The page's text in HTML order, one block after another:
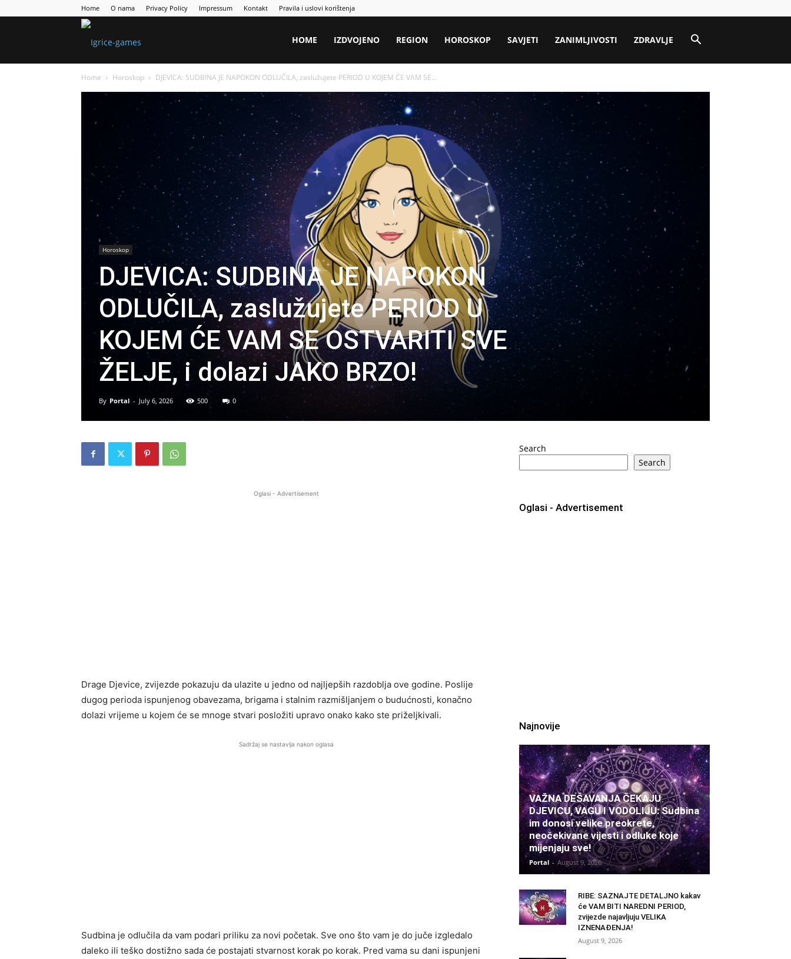
Home O nama Privacy Policy Impressum Kontakt Pravila i uslovi korištenja
HOME IZDVOJENO REGION HOROSKOP SAVJETI ZANIMLJIVOSTI ZDRAVLJE
Home Horoskop DJEVICA: SUDBINA JE NAPOKON ODLUČILA, zaslužujete PERIOD U KOJEM ĆE VAM SE...
Horoskop
DJEVICA: SUDBINA JE NAPOKON
ODLUČILA, zaslužujete PERIOD U
KOJEM ĆE VAM SE OSTVARITI SVE
ŽELJE, i dolazi JAKO BRZO!
By Portal - July 6, 2026 500 0
Oglasi - Advertisement
Drage Djevice, zvijezde pokazuju da ulazite u jedno od najljepših razdoblja ove godine. Poslije
dugog perioda ispunjenog obavezama, brigama i stalnim razmišljanjem o budućnosti, konačno
dolazi vrijeme u kojem će se mnoge stvari posložiti upravo onako kako ste priželjkivali.
Sadržaj se nastavlja nakon oglasa
Sudbina je odlučila da vam podari priliku za novi početak. Sve ono što vam je do juče izgledalo
daleko ili teško dostižno sada će postajati stvarnost korak po korak. Pred vama su dani ispunjeni
Search
Search
Oglasi - Advertisement
Najnovije
VAŽNA DEŠAVANJA ČEKAJU
DJEVICU, VAGU I VODOLIJU: Sudbina
im donosi velike preokrete,
neočekivane vijesti i odluke koje
mijenjaju sve!
Portal - August 9, 2026
RIBE: SAZNAJTE DETALJNO kakav
će VAM BITI NAREDNI PERIOD,
zvijezde najavljuju VELIKA
IZNENAĐENJA!
August 9, 2026